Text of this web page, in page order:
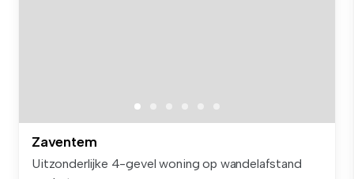
Zaventem
Uitzonderlijke 4-gevel woning op wandelafstand